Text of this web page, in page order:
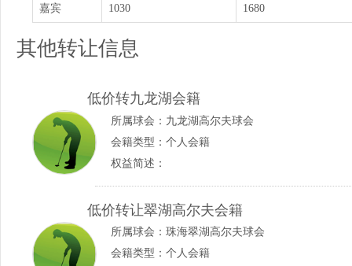
嘉宾 1030 1680
其他转让信息
低价转九龙湖会籍
所属球会： 九龙湖高尔夫球会
会籍类型：个人会籍
权益简述：
低价转让翠湖高尔夫会籍
所属球会： 珠海翠湖高尔夫球会
会籍类型：个人会籍